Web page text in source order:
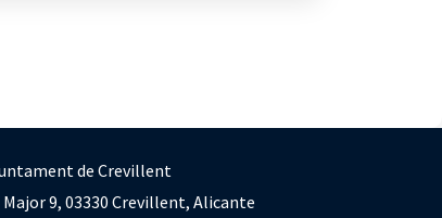
de Crevillent
Major 9, 03330 Crevillent, Alicante